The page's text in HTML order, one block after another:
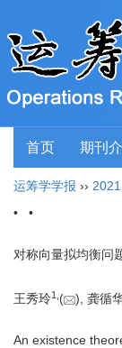
首页 期刊
运筹学学报 ›› 2021
• •
对称向量拟均衡问
王秀玲1 ( ), 龚循
An existence